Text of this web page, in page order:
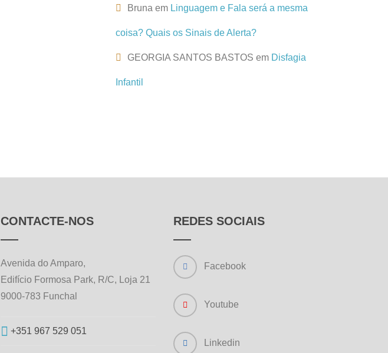
Bruna em Linguagem e Fala será a mesma
coisa? Quais os Sinais de Alerta?
GEORGIA SANTOS BASTOS em Disfagia
Infantil
CONTACTE-NOS
Avenida do Amparo,
Edifício Formosa Park, R/C, Loja 21
9000-783 Funchal
+351 967 529 051
REDES SOCIAIS
Facebook
Youtube
Linkedin